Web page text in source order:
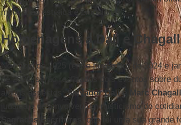
motivação estética e emocional".
Homenagens a Dali e Chagall
No início de 2025 (entre novembro de 2024 e
de 2024, serão realizados dois eventos sobre
alguns aspectos:Salvador Dalie Marc Chagall
judaica e desenvolveu um misticismo do
Sagradas Escrituras
, que foi uma sua grande